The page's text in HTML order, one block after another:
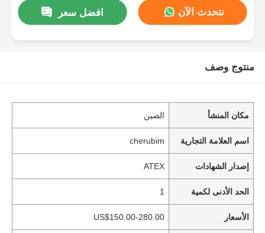
افضل سعر نتحدث الآن
منتوج وصف
مكان المنشأ الصين
اسم العلامة التجارية cherubim
إصدار الشهادات ATEX
الحد الأدنى لكمية 1
الأسعار US$150.00-280.00